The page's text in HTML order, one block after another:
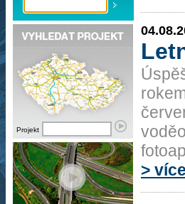
Projekt
>